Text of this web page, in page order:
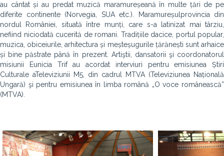
au cântat și au predat muzică maramureșeană în multe țări de pe
diferite continente (Norvegia, SUA etc.). Maramureșulprovincia din
nordul României, situată între munți, care s-a latinizat mai târziu,
nefiind niciodată cucerită de romani. Tradițiile dacice, portul popular,
muzica, obiceiurile, arhitectura și meșteșugurile țărănești sunt arhaice
și bine păstrate până în prezent. Artiştii, dansatorii şi coordonatorul
misiunii Eunicia Trif au acordat interviuri pentru emisiunea Știri
Culturale aTeleviziunii M5, din cadrul MTVA (Televiziunea Națională
Ungară) şi pentru emisiunea în limba română „O voce românească”
(MTVA).